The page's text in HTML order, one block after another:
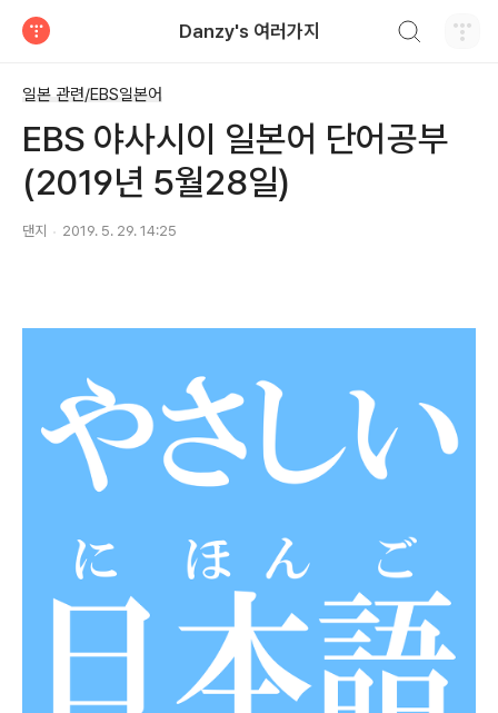
Danzy's 여러가지
일본 관련/EBS일본어
EBS 야사시이 일본어 단어공부
(2019년 5월28일)
댄지 2019. 5. 29. 14:25